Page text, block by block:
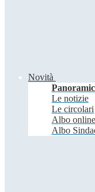
Novità
Le notizie
Le circolari
Albo online
Albo